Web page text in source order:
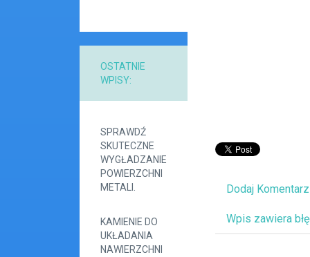
OSTATNIE
WPISY:
SPRAWDŹ
SKUTECZNE
WYGŁADZANIE
POWIERZCHNI
METALI.
KAMIENIE DO
UKŁADANIA
NAWIERZCHNI
Dodaj Komentarz
Wpis zawiera